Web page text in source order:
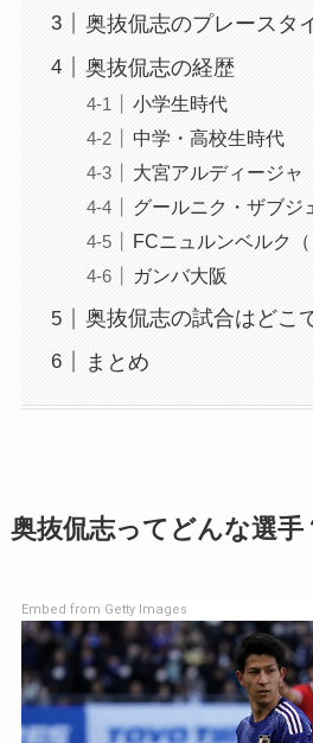
奥抜侃志のプレースタ
奥抜侃志の経歴
小学生時代
中学・高校生時代
大宮アルディージャ
グールニク・ザブジ
FCニュルンベルク（
ガンバ大阪
奥抜侃志の試合はどこ
まとめ
奥抜侃志ってどんな選手
Embed from Getty Images